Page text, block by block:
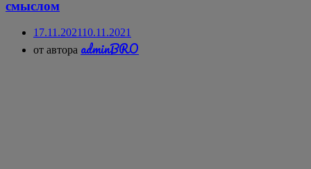
смыслом
17.11.202110.11.2021
от автора adminBRO